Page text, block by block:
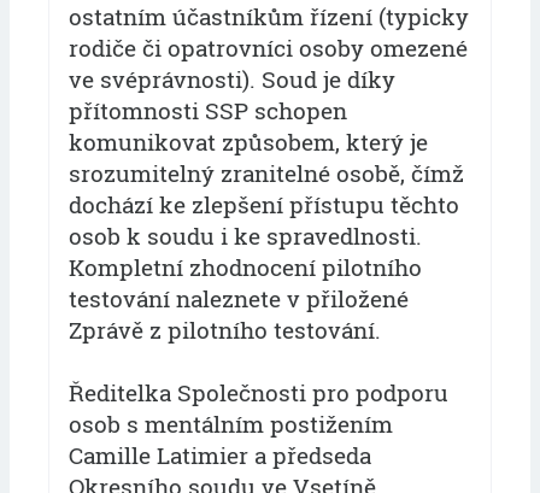
ostatním účastníkům řízení (typicky
rodiče či opatrovníci osoby omezené
ve svéprávnosti). Soud je díky
přítomnosti SSP schopen
komunikovat způsobem, který je
srozumitelný zranitelné osobě, čímž
dochází ke zlepšení přístupu těchto
osob k soudu i ke spravedlnosti.
Kompletní zhodnocení pilotního
testování naleznete v přiložené
Zprávě z pilotního testování.
Ředitelka Společnosti pro podporu
osob s mentálním postižením
Camille Latimier a předseda
Okresního soudu ve Vsetíně